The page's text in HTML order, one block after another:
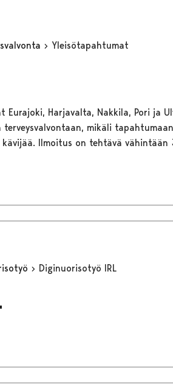
Yleisötapahtumat
Eurajoki, Harjavalta, Nakkila, Pori ja
mikäli
Ilmoitus on tehtävä
Diginuorisotyö IRL